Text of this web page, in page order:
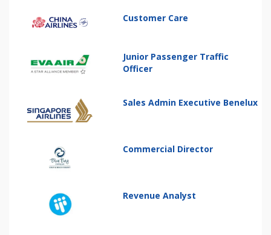
Customer Care
Junior Passenger Traffic
Officer
Sales Admin Executive Benelux
Commercial Director
Revenue Analyst